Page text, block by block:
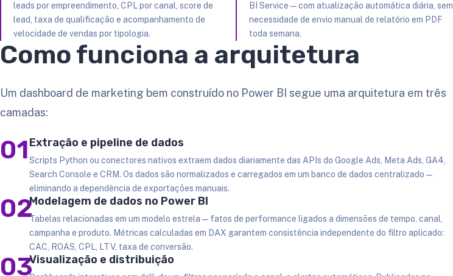
leads por empreendimento, CPL por canal, score de
lead, taxa de qualificação e acompanhamento de
velocidade de vendas por tipologia.
BI Service — com atualização automática diária, sem
necessidade de envio manual de relatório em PDF
toda semana.
Como funciona a arquitetura
Um dashboard de marketing bem construído no Power BI segue uma arquitetura em três
camadas:
01Extração e pipeline de dados
Scripts Python ou conectores nativos extraem dados diariamente das APIs do Google Ads, Meta Ads, GA4,
Search Console e CRM. Os dados são normalizados e carregados em um banco de dados centralizado —
eliminando a dependência de exportações manuais.
02Modelagem de dados no Power BI
Tabelas relacionadas em um modelo estrela — fatos de performance ligados a dimensões de tempo, canal,
campanha e produto. Métricas calculadas em DAX garantem consistência independente do filtro aplicado:
CAC, ROAS, CPL, LTV, taxa de conversão.
03Visualização e distribuição